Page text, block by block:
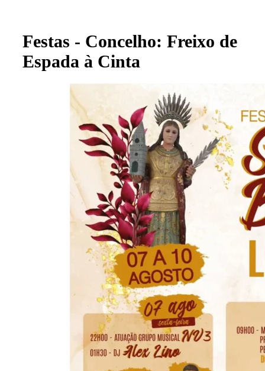
Festas - Concelho: Freixo de
Espada à Cinta